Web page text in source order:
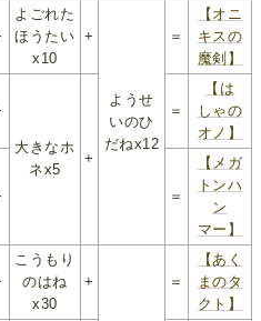
よごれた
ほうたい
x10
+
ようせ
いのひ
だねx12
＝
【オニ
キスの
魔剣】
大きなホ
ネx5
+
＝
【は
しゃの
オノ】
＝
【メガ
トンハ
ン
マー】
こうもり
のはね
x30
+ ＝
【あく
まのタ
クト】